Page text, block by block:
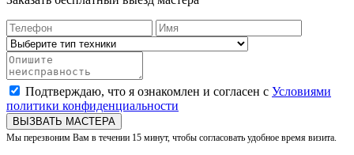
Подтверждаю, что я ознакомлен и согласен с Условиями
политики конфиденциальности
ВЫЗВАТЬ МАСТЕРА
Мы перезвоним Вам в течении 15 минут, чтобы согласовать удобное время визита.